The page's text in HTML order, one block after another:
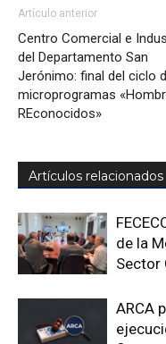
Artículo anterior
Centro Comercial e
del Departamento San
Jerónimo: final del ciclo
microprogramas
REconocidos»
Artículos relacionados
de la
Sector
ARCA